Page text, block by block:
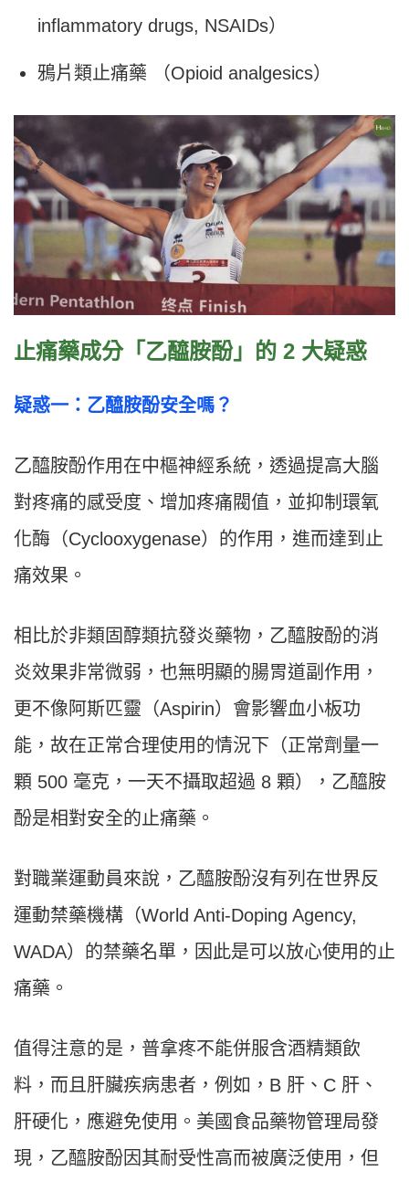
inflammatory drugs, NSAIDs）
鴉片類止痛藥 （Opioid analgesics）
止痛藥成分「乙醯胺酚」的 2 大疑惑
疑惑一：乙醯胺酚安全嗎？
乙醯胺酚作用在中樞神經系統，透過提高大腦
對疼痛的感受度、增加疼痛閥值，並抑制環氧
化酶（Cyclooxygenase）的作用，進而達到止
痛效果。
相比於非類固醇類抗發炎藥物，乙醯胺酚的消
炎效果非常微弱，也無明顯的腸胃道副作用，
更不像阿斯匹靈（Aspirin）會影響血小板功
能，故在正常合理使用的情況下（正常劑量一
顆 500 毫克，一天不攝取超過 8 顆），乙醯胺
酚是相對安全的止痛藥。
對職業運動員來說，乙醯胺酚沒有列在世界反
運動禁藥機構（World Anti-Doping Agency,
WADA）的禁藥名單，因此是可以放心使用的止
痛藥。
值得注意的是，普拿疼不能併服含酒精類飲
料，而且肝臟疾病患者，例如，B 肝、C 肝、
肝硬化，應避免使用。美國食品藥物管理局發
現，乙醯胺酚因其耐受性高而被廣泛使用，但